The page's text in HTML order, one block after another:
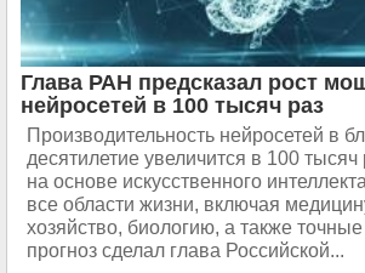
Глава РАН предсказал рост
нейросетей в 100 тысяч раз
Производительность нейросетей в
десятилетие увеличится в 100 тысяч
на основе искусственного
все области жизни, включая
хозяйство, биологию, а также
прогноз сделал глава Российской...